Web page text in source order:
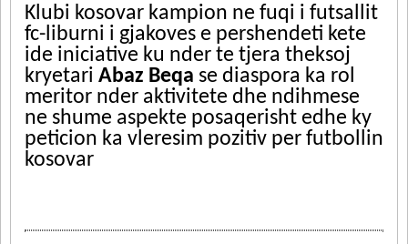
Klubi kosovar kampion ne fuqi i futsallit
fc-liburni i gjakoves e pershendeti kete
ide iniciative ku nder te tjera theksoj
kryetari Abaz Beqa se diaspora ka rol
meritor nder aktivitete dhe ndihmese
ne shume aspekte posaqerisht edhe ky
peticion ka vleresim pozitiv per futbollin
kosovar